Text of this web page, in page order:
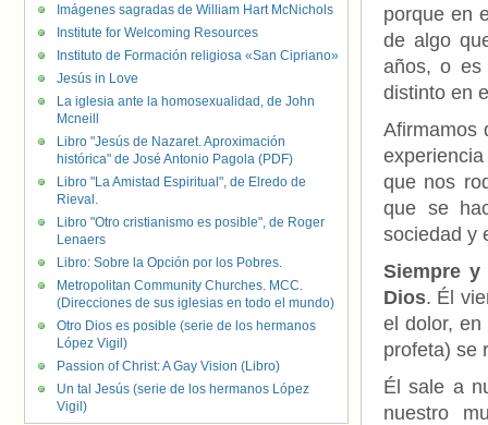
porque en
de algo
años, o es
distinto en
Afirmamos
que nos
que se
sociedad y
Siempre
Dios. Él
el dolor,
profeta) se
Él sale a
nuestro
Imágenes sagradas de William Hart McNichols
Institute for Welcoming Resources
Instituto de Formación religiosa «San Cipriano»
Jesús in Love
La iglesia ante la homosexualidad, de John
Mcneill
Libro "Jesús de Nazaret. Aproximación
histórica" de José Antonio Pagola (PDF)
Libro "La Amistad Espiritual", de Elredo de
Rieval.
Libro "Otro cristianismo es posible", de Roger
Lenaers
Libro: Sobre la Opción por los Pobres.
Metropolitan Community Churches. MCC.
(Direcciones de sus iglesias en todo el mundo)
Otro Dios es posible (serie de los hermanos
López Vigil)
Passion of Christ: A Gay Vision (Libro)
Un tal Jesús (serie de los hermanos López
Vigil)